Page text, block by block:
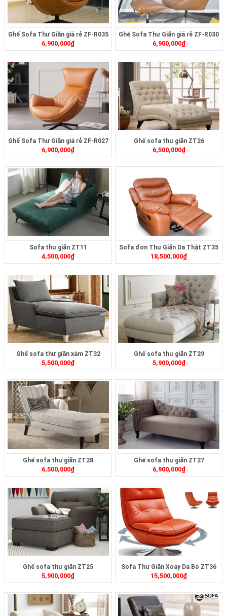
Ghế Sofa Thư Giãn giá rẻ ZF-R035
6,900,000₫
Ghế Sofa Thư Giãn giá rẻ ZF-R030
6,900,000₫
Ghế Sofa Thư Giãn giá rẻ ZF-R027
6,900,000₫
Ghế sofa thư giãn ZT26
6,500,000₫
Sofa thư giãn ZT11
4,500,000₫
Sofa đơn Thư Giãn Da Thật ZT35
18,500,000₫
Ghế sofa thư giãn xám ZT32
5,500,000₫
Ghế sofa thư giãn ZT29
5,900,000₫
Ghế sofa thư giãn ZT28
6,500,000₫
Ghế sofa thư giãn ZT27
6,900,000₫
Ghế sofa thư giãn ZT25
5,900,000₫
Sofa Thư Giãn Xoay Da Bò ZT36
15,500,000₫